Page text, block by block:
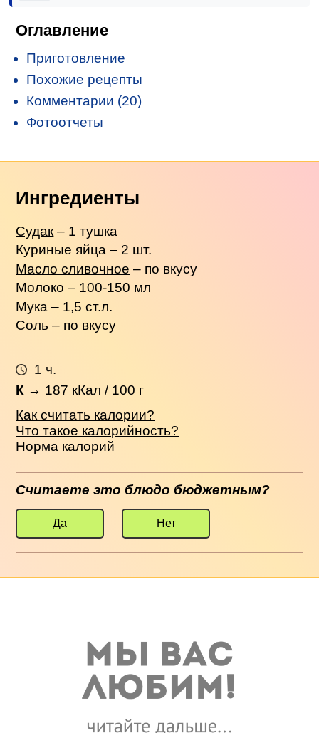
Оглавление
Приготовление
Похожие рецепты
Комментарии (20)
Фотоотчеты
Ингредиенты
Судак – 1 тушка
Куриные яйца – 2 шт.
Масло сливочное – по вкусу
Молоко – 100-150 мл
Мука – 1,5 ст.л.
Соль – по вкусу
1 ч.
К → 187 кКал / 100 г
Как считать калории?
Что такое калорийность?
Норма калорий
Считаете это блюдо бюджетным?
Да Нет